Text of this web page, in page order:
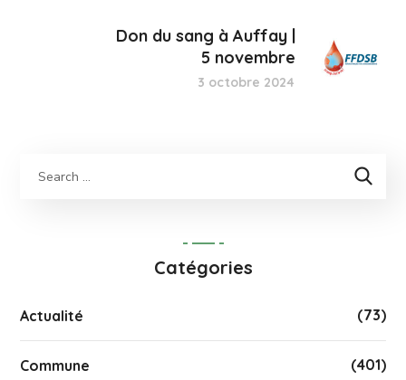
Don du sang à Auffay |
5 novembre
3 octobre 2024
Catégories
Actualité (73)
Commune (401)